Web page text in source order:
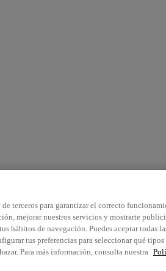
terceros para garantizar el correcto
mejorar nuestros servicios y mostrarte
hábitos de navegación. Puedes aceptar todas
tus preferencias para seleccionar qué tipos
Para más información, consulta nuestra